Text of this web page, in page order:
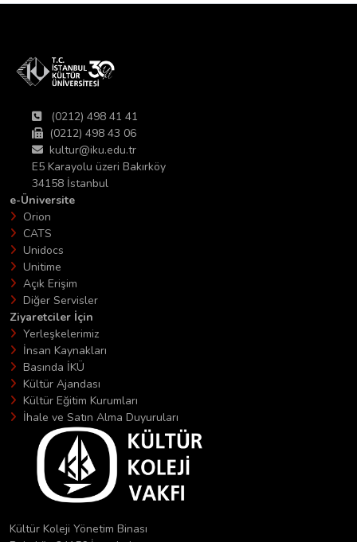
(0212) 498 41 41
(0212) 498 43 06
kultur@iku.edu.tr
E5 Karayolu üzeri Bakırköy
34158 İstanbul
e-Üniversite
Orion
CATS
Unidocs
Unitime
Açık Erişim
Diğer Servisler
Ziyaretciler İçin
Yerleşkelerimiz
İnsan Kaynakları
Basında İKÜ
Kültür Ajandası
Kültür Eğitim Kurumları
İhale ve Satın Alma Duyuruları
Kültür Koleji Yönetim Binası